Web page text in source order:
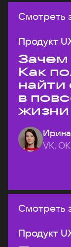
Смотреть
Продукт
Зачем
Как
найти
в
жизни
VK, ОК
Смотреть
Продукт